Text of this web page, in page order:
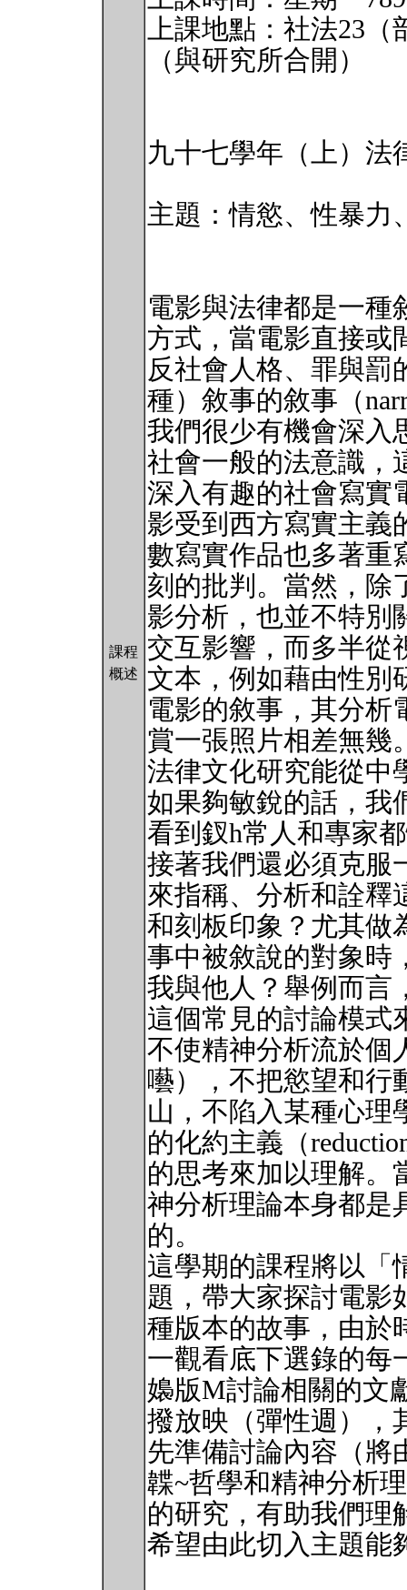
課程
概述
上課地點：社法23（
（與研究所合開）
九十七學年（上）法
主題：情慾、性暴力
電影與法律都是一種
方式，當電影直接或
反社會人格、罪與罰
種）敘事的敘事（
我們很少有機會深入
社會一般的法意識，
深入有趣的社會寫實
影受到西方寫實主義
數寫實作品也多著重
刻的批判。當然，除
影分析，也並不特別
交互影響，而多半從
文本，例如藉由性別
電影的敘事，其分析
賞一張照片相差無幾
法律文化研究能從中
如果夠敏銳的話，我
看到釵h常人和專家
接著我們還必須克
來指稱、分析和詮釋
和刻板印象？尤其做
事中被敘說的對象時
我與他人？舉例而言
這個常見的討論模式
不使精神分析流於個
囈），不把慾望和行
山，不陷入某種心理
的化約主義（
的思考來加以理解。
神分析理論本身都是
的。
這學期的課程將以「
題，帶大家探討電影
種版本的故事，由於
一觀看底下選錄的每
嬝版M討論相關的文
撥放映（彈性週），
先準備討論內容（將
韘~哲學和精神分析
的研究，有助我們理
希望由此切入主題能